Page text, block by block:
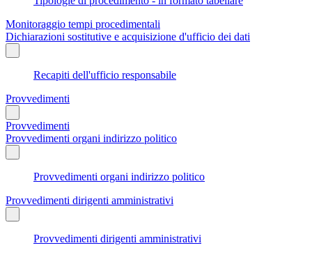
Monitoraggio tempi procedimentali
Dichiarazioni sostitutive e acquisizione d'ufficio dei dati
Recapiti dell'ufficio responsabile
Provvedimenti
Provvedimenti
Provvedimenti organi indirizzo politico
Provvedimenti organi indirizzo politico
Provvedimenti dirigenti amministrativi
Provvedimenti dirigenti amministrativi